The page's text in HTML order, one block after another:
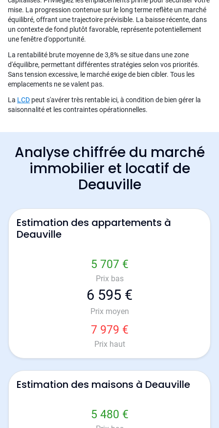
mise. La progression contenue sur le long terme reflète un marché
équilibré, offrant une trajectoire prévisible. La baisse récente, dans
un contexte de fond plutôt favorable, représente potentiellement
une fenêtre d'opportunité.
La rentabilité brute moyenne de 3,8% se situe dans une zone
d'équilibre, permettant différentes stratégies selon vos priorités.
Sans tension excessive, le marché exige de bien cibler. Tous les
emplacements ne se valent pas.
La LCD peut s'avérer très rentable ici, à condition de bien gérer la
saisonnalité et les contraintes opérationnelles.
Analyse chiffrée du marché
immobilier et locatif de
Deauville
Estimation des appartements à
Deauville
5 707 €
Prix bas
6 595 €
Prix moyen
7 979 €
Prix haut
Estimation des maisons à Deauville
5 480 €